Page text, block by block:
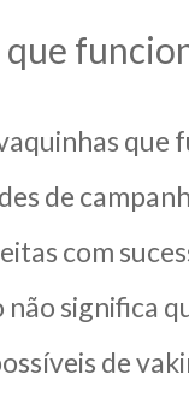
que
de
com
não significa
de